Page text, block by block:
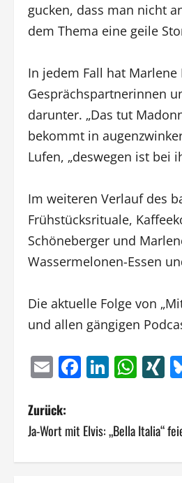
gucken, dass man nicht
dem Thema eine geile
In jedem Fall hat
Gesprächspartnerinnen
darunter. „Das tut
bekommt in
Lufen, „deswegen ist bei
Im weiteren Verlauf des
Frühstücksrituale,
Schöneberger und
Wassermelonen-Essen
Die aktuelle Folge von
und allen gängigen
Email
B
e
i
Zurück:
Ja-Wort mit Elvis: „Bella Italia“